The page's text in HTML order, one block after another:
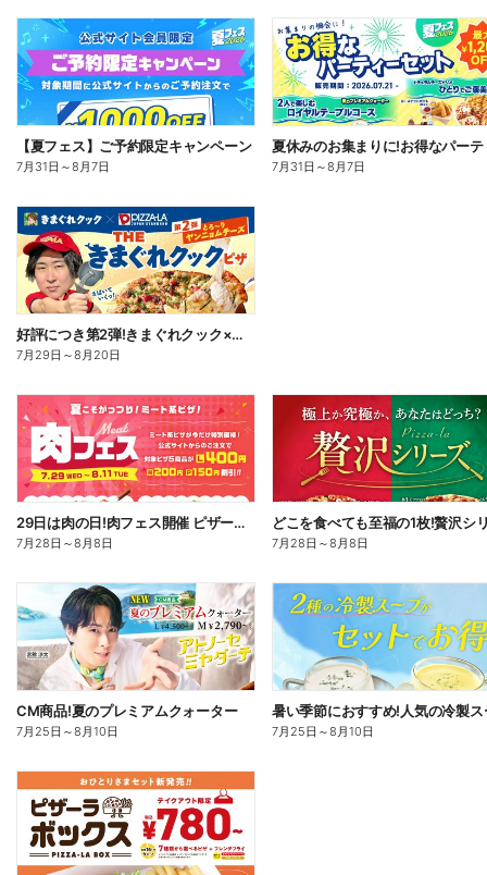
【夏フェス】ご予約限定キャンペーン
7月31日 ～8月7日 7月31日 ～8月7日
好評につき第2弾!きまぐれクック×ピザーラ コラボピザ新登場
7月29日 ～8月20日
29日は肉の日!肉フェス開催 ピザーラ自慢の肉ピザが今だけお得!
7月28日 ～8月8日 7月28日 ～8月8日
CM商品!夏のプレミアムクォーター
7月25日 ～8月10日 7月25日 ～8月10日